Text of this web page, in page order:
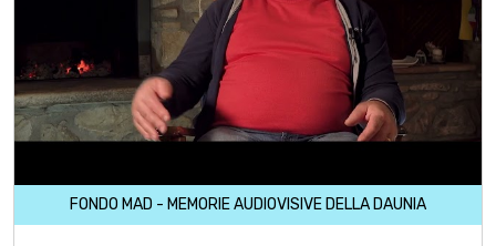
FONDO MAD - MEMORIE AUDIOVISIVE DELLA DAUNIA